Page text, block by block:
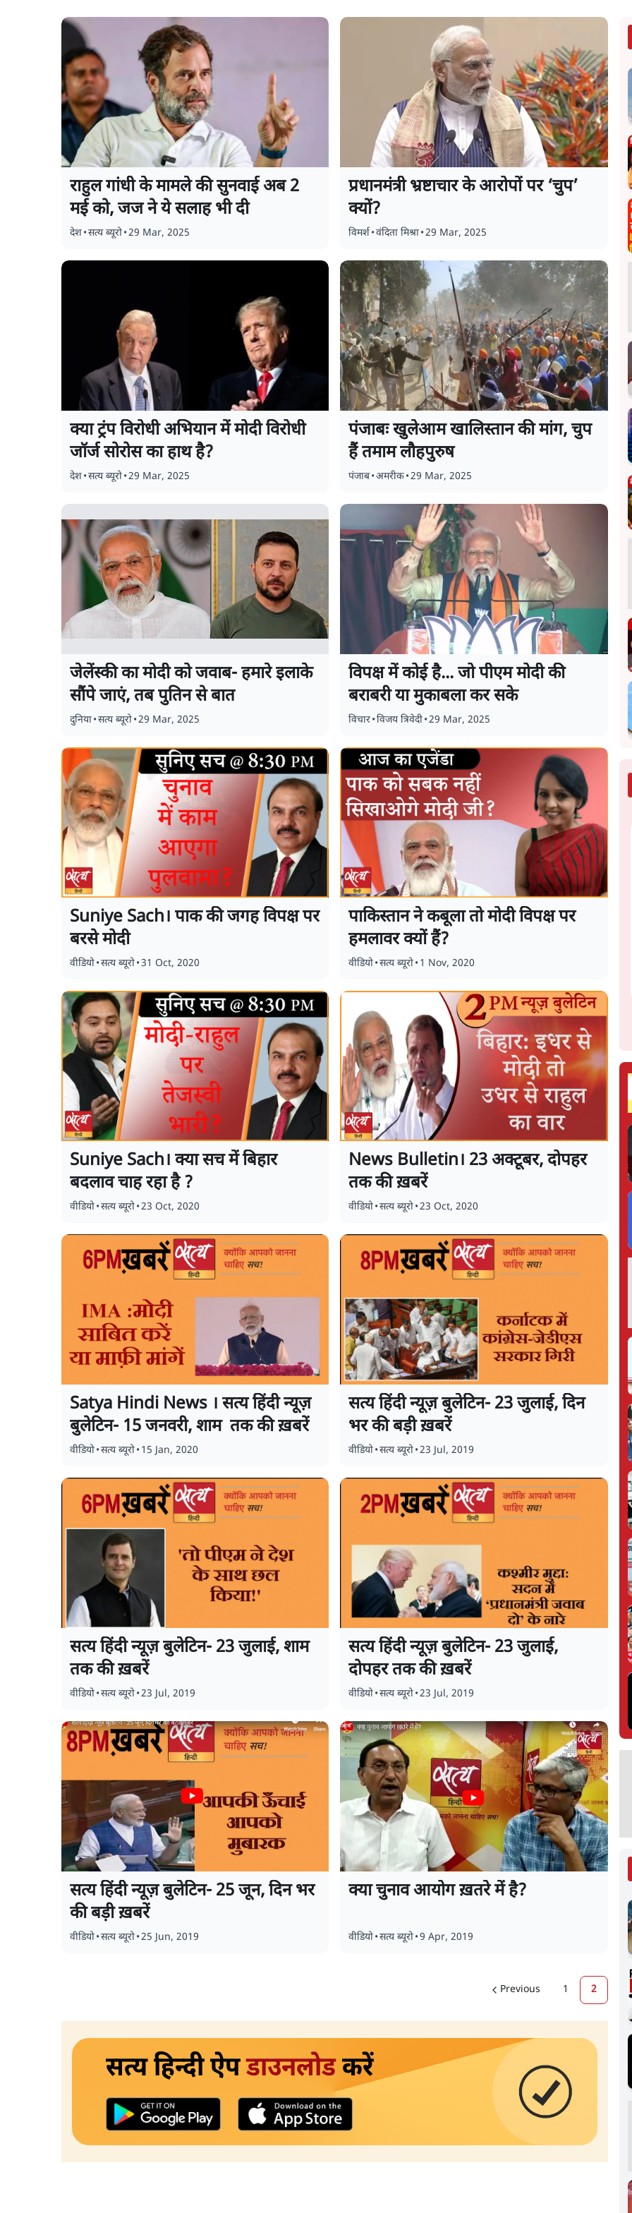
राहुल गांधी के मामले की सुनवाई अब 2
मई को, जज ने ये सलाह भी दी
देश•सत्य ब्यूरो•29 Mar, 2025
प्रधानमंत्री भ्रष्टाचार के आरोपों पर ‘चुप’
क्यों?
विमर्श•वंदिता मिश्रा•29 Mar, 2025
क्या ट्रंप विरोधी अभियान में मोदी विरोधी
जॉर्ज सोरोस का हाथ है?
देश•सत्य ब्यूरो•29 Mar, 2025
पंजाबः खुलेआम खालिस्तान की मांग, चुप
हैं तमाम लौहपुरुष
पंजाब•अमरीक•29 Mar, 2025
जेलेंस्की का मोदी को जवाब- हमारे इलाके
सौंपे जाएं, तब पुतिन से बात
दुनिया•सत्य ब्यूरो•29 Mar, 2025
विपक्ष में कोई है... जो पीएम मोदी की
बराबरी या मुकाबला कर सके
विचार•विजय त्रिवेदी•29 Mar, 2025
Suniye Sach। पाक की जगह विपक्ष पर
बरसे मोदी
वीडियो•सत्य ब्यूरो•31 Oct, 2020
पाकिस्तान ने कबूला तो मोदी विपक्ष पर
हमलावर क्यों हैं?
वीडियो•सत्य ब्यूरो• 1 Nov, 2020
Suniye Sach। क्या सच में बिहार
बदलाव चाह रहा है ?
वीडियो•सत्य ब्यूरो•23 Oct, 2020
News Bulletin। 23 अक्टूबर, दोपहर
तक की ख़बरें
वीडियो•सत्य ब्यूरो•23 Oct, 2020
Satya Hindi News । सत्य हिंदी न्यूज़
बुलेटिन- 15 जनवरी, शाम तक की ख़बरें
वीडियो•सत्य ब्यूरो• 15 Jan, 2020
सत्य हिंदी न्यूज़ बुलेटिन- 23 जुलाई, दिन
भर की बड़ी ख़बरें
वीडियो•सत्य ब्यूरो•23 Jul, 2019
सत्य हिंदी न्यूज़ बुलेटिन- 23 जुलाई, शाम
तक की ख़बरें
वीडियो•सत्य ब्यूरो•23 Jul, 2019
सत्य हिंदी न्यूज़ बुलेटिन- 23 जुलाई,
दोपहर तक की ख़बरें
वीडियो•सत्य ब्यूरो•23 Jul, 2019
सत्य हिंदी न्यूज़ बुलेटिन- 25 जून, दिन भर
की बड़ी ख़बरें
वीडियो•सत्य ब्यूरो•25 Jun, 2019
क्या चुनाव आयोग ख़तरे में है?
वीडियो•सत्य ब्यूरो•9 Apr, 2019
Previous 1 2
सत्य हिन्दी ऐपडाउनलोडकरें